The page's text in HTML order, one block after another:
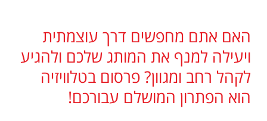
האם אתם מחפשים דרך עוצמתית
ויעילה למנף את המותג שלכם ולהגיע
לקהל רחב ומגוון? פרסום בטלוויזיה
הוא הפתרון המושלם עבורכם!